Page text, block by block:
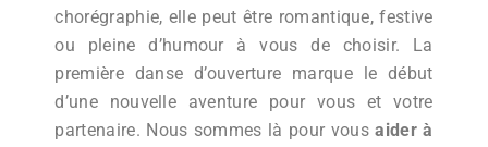
chorégraphie, elle peut être romantique, festive
ou pleine d’humour à vous de choisir. La
première danse d’ouverture marque le début
d’une nouvelle aventure pour vous et votre
partenaire. Nous sommes là pour vousaider à